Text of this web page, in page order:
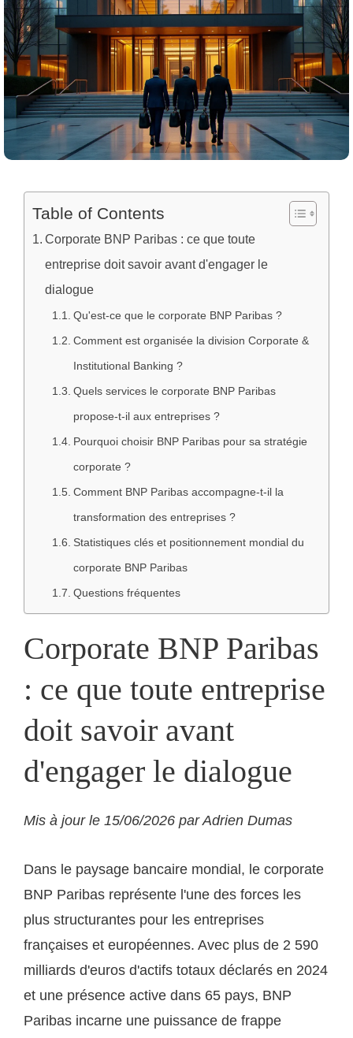
Table of Contents
Corporate BNP Paribas : ce que toute
entreprise doit savoir avant d'engager le
dialogue
Qu'est-ce que le corporate BNP Paribas ?
Comment est organisée la division Corporate &
Institutional Banking ?
Quels services le corporate BNP Paribas
propose-t-il aux entreprises ?
Pourquoi choisir BNP Paribas pour sa stratégie
corporate ?
Comment BNP Paribas accompagne-t-il la
transformation des entreprises ?
Statistiques clés et positionnement mondial du
corporate BNP Paribas
Questions fréquentes
Corporate BNP Paribas
: ce que toute entreprise
doit savoir avant
d'engager le dialogue
Mis à jour le 15/06/2026 par Adrien Dumas
Dans le paysage bancaire mondial, le corporate
BNP Paribas représente l'une des forces les
plus structurantes pour les entreprises
françaises et européennes. Avec plus de 2 590
milliards d'euros d'actifs totaux déclarés en 2024
et une présence active dans 65 pays, BNP
Paribas incarne une puissance de frappe